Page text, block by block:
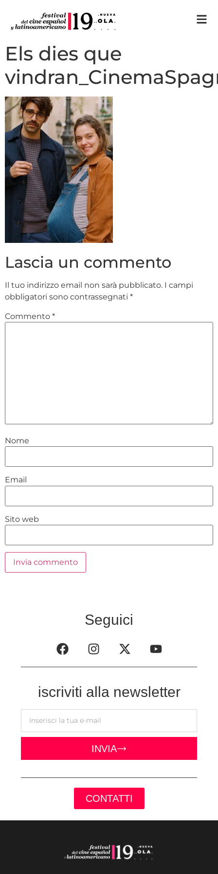
Els dies que
Lascia un commento
Il tuo indirizzo email non sarà pubblicato. I campi
obbligatori sono contrassegnati *
Commento *
Nome
Email
Sito web
Seguici
iscriviti alla newsletter
INVIA
CONTATTI